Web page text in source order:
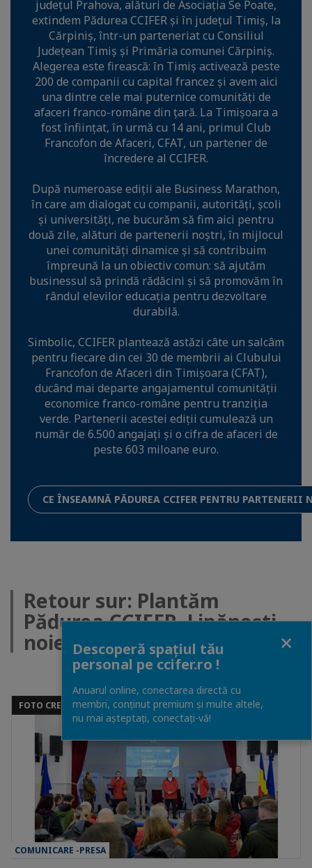
județul Prahova, alături de Asociația Se Poate,
extindem Pădurea CCIFER și în județul Timiș, la
Cărpiniș, într-un parteneriat cu Consiliul
Județean Timiș și Primăria comunei Cărpiniș.
Alegerea este firească: în Timiș activează peste
200 de companii cu capital francez și avem aici
una dintre cele mai puternice comunități de
afaceri franco-române din țară. La Timișoara a
fost înființat, în urmă cu 14 ani, primul Club
Francofon de Afaceri, CFAT, un partener de
încredere al CCIFER.
După numeroase ediții ale Business Marathon,
în care am dialogat cu companii, autorități, școli
și universități, ne bucurăm să fim aici pentru
două zile, alături de partenerii noștri, în mijlocul
unei comunități dinamice și să contribuim
împreună la un obiectiv comun: să ajutăm
businessul să prindă rădăcini și să promovăm în
rândul elevilor educația pentru dezvoltare
durabilă.
Simbolic, CCIFER plantează astăzi câte un salcâm
pentru fiecare din cei 30 de membrii ai Clubului
Francofon de Afaceri din Timișoara (CFAT),
ducând mai departe angajamentul comunității
economice franco-române pentru tranziția
verde. Partenerii acestei ediții cumulează un
număr de 6.500 angajați și o cifra de afaceri de
peste 603 miloane euro.
CE ÎNSEAMNĂ PĂDUREA CCIFER PENTRU PARTENERII
Retour sur: Plantăm
Pădurea CCIFER, Lipănești,
noiembrie 2025
FOTO CREDIT: MIHAI CERVENEANU
COMUNICARE -PRESA
Descoperă spațiul tău
personal pe ccifer.ro !
Anuarul online, conectarea directă cu
membri, conținut premium și multe altele,
nu mai așteptați, conectaţi-vă!